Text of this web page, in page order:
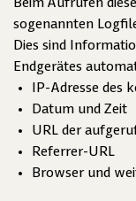
Beim Aufrufen
sogenannten
Dies sind
Endgerätes
IP-Adresse des
Datum und Zeit
URL der
Referrer-URL
Browser und